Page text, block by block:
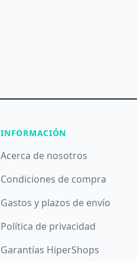
INFORMACIÓN
Acerca de nosotros
Condiciones de compra
Gastos y plazos de envío
Política de privacidad
Garantías HiperShops